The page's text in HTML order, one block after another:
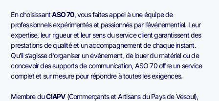
En choisissantASO 70, vous faites appel à une équipe de
professionnels expérimentés et passionnés par l’événementiel. Leur
expertise, leur rigueur et leur sens du service client garantissent des
prestations de qualité et un accompagnement de chaque instant.
Qu’il s’agisse d’organiser un événement, de louer du matériel ou de
concevoir des supports de communication, ASO 70 offre un service
complet et sur mesure pour répondre à toutes les exigences.
Membre duCIAPV(Commerçants et Artisans du Pays de Vesoul),